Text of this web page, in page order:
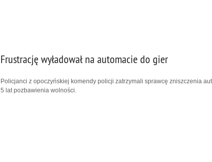
Frustrację wyładował na automacie do gier
Policjanci z opoczyńskiej komendy policji zatrzymali sprawcę zniszczenia
5 lat pozbawienia wolności.